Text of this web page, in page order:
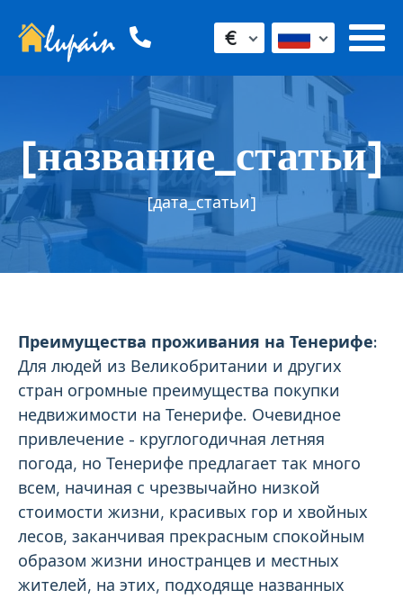
€
[название_статьи]
[дата_статьи]
Преимущества проживания на Тенерифе:
Для людей из Великобритании и других
стран огромные преимущества покупки
недвижимости на Тенерифе. Очевидное
привлечение - круглогодичная летняя
погода, но Тенерифе предлагает так много
всем, начиная с чрезвычайно низкой
стоимости жизни, красивых гор и хвойных
лесов, заканчивая прекрасным спокойным
образом жизни иностранцев и местных
жителей, на этих, подходяще названных